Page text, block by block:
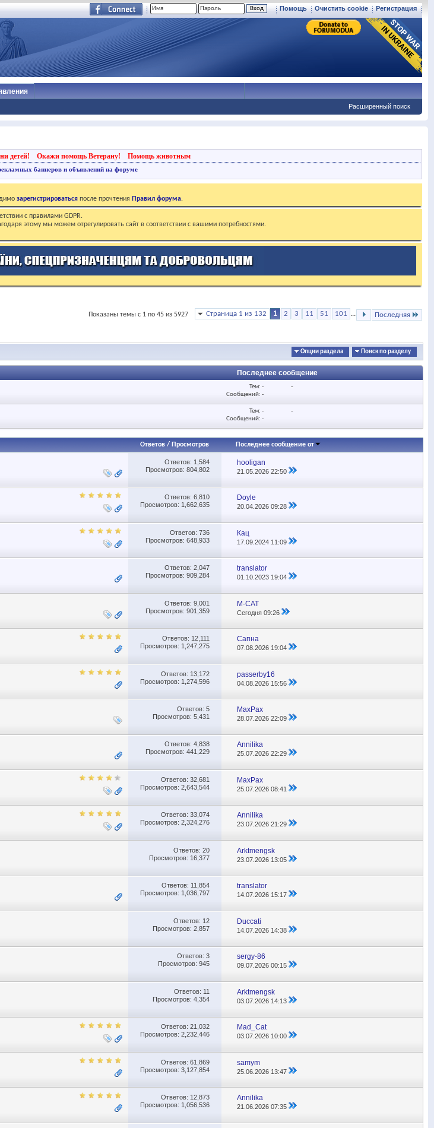
Регистрация
Очистить cookie
Помощь
Расширенный поиск
детей! Окажи помощь Ветерану! Помощь животным
баннеров и объявлений на форуме
зарегистрироваться после прочтения Правил форума.
с правилами GDPR.
этому мы можем отрегулировать сайт в соответствии с вашими потребностями.
Страница 1 из 132 1 2 3 11 51 101 ... Последняя
Показаны темы с 1 по 45 из 5927
Опции раздела Поиск по разделу
Последнее сообщение
Тем: -
Сообщений: -
-
Тем: -
Сообщений: -
-
Ответов/ Просмотров Последнее сообщение от
Ответов: 1,584
Просмотров: 804,802
hooligan
21.05.202622:50
Ответов: 6,810
Просмотров: 1,662,635
Doyle
20.04.202609:28
Ответов: 736
Просмотров: 648,933
Кац
17.09.2024 11:09
Ответов: 2,047
Просмотров: 909,284
translator
01.10.2023 19:04
Ответов: 9,001
Просмотров: 901,359
M-CAT
Сегодня09:26
Ответов: 12,111
Просмотров: 1,247,275
Сапна
07.08.2026 19:04
Ответов: 13,172
Просмотров: 1,274,596
passerby16
04.08.2026 15:56
Ответов: 5
Просмотров: 5,431
MaxPax
28.07.202622:09
Ответов: 4,838
Просмотров: 441,229
Annilika
25.07.202622:29
Ответов: 32,681
Просмотров: 2,643,544
MaxPax
25.07.202608:41
Ответов: 33,074
Просмотров: 2,324,276
Annilika
23.07.202621:29
Ответов: 20
Просмотров: 16,377
Аrktmengsk
23.07.2026 13:05
Ответов: 11,854
Просмотров: 1,036,797
translator
14.07.2026 15:17
Ответов: 12
Просмотров: 2,857
Duccati
14.07.2026 14:38
Ответов: 3
Просмотров: 945
sergy-86
09.07.202600:15
Ответов: 11
Просмотров: 4,354
Аrktmengsk
03.07.2026 14:13
Ответов: 21,032
Просмотров: 2,232,446
Mad_Cat
03.07.2026 10:00
Ответов: 61,869
Просмотров: 3,127,854
samym
25.06.2026 13:47
Ответов: 12,873
Просмотров: 1,056,536
Annilika
21.06.202607:35